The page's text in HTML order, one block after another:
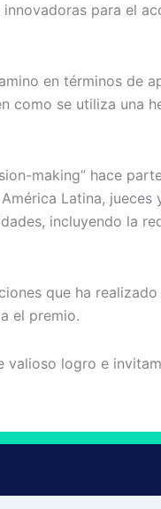
para el
en términos de
como se utiliza una
making” hace
Latina,
incluyendo la
que ha
el premio.
logro e